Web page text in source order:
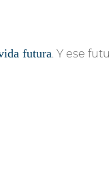
futura. Y ese